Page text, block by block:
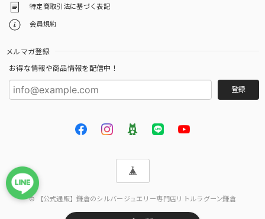
特定商取引法に基づく表記
会員規約
メルマガ登録
お得な情報や商品情報を配信中！
登録
© 【公式通販】鎌倉のシルバージュエリー専門店リトルラグーン鎌倉